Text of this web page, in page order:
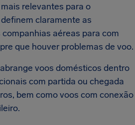
relevantes para o
claramente as
aéreas para com
que houver problemas de voo.
voos domésticos dentro
com partida ou chegada
bem como voos com conexão